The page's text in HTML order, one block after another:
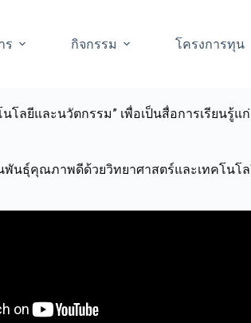
ร กิจกรรม โครงการทุน
ลยีและนวัตกรรม” เพื่อเป็นสื่อการเรียนรู้แ
พันธุ์คุณภาพดีด้วยวิทยาศาสตร์และเทคโนโล